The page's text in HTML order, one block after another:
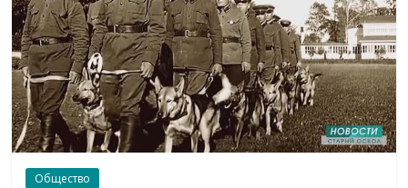
Общество